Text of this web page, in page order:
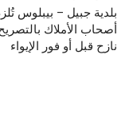
بلدية جبيل – بيبلوس
أصحاب الأملاك
نازح قبل أو فور الإيواء